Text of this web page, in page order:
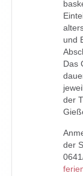
und
Das
der
der